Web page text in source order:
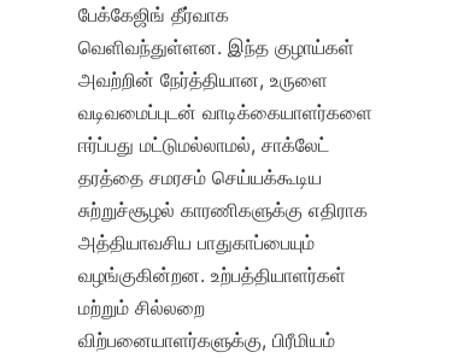
பேக்கேஜிங் தீர்வாக
வெளிவந்துள்ளன. இந்த குழாய்கள்
அவற்றின் நேர்த்தியான, உருளை
வடிவமைப்புடன் வாடிக்கையாளர்களை
ஈர்ப்பது மட்டுமல்லாமல், சாக்லேட்
தரத்தை சமரசம் செய்யக்கூடிய
சுற்றுச்சூழல் காரணிகளுக்கு எதிராக
அத்தியாவசிய பாதுகாப்பையும்
வழங்குகின்றன. உற்பத்தியாளர்கள்
மற்றும் சில்லறை
விற்பனையாளர்களுக்கு, பிரீமியம்